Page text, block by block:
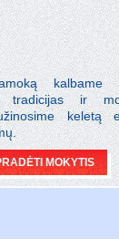
kalbame
tradicijas ir
keletą
MOKYTIS